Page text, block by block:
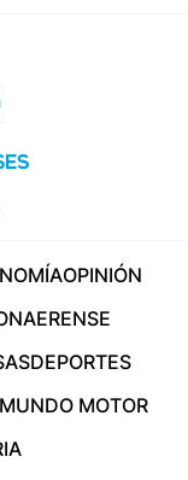
OPINIÓN
DEPORTES
MOTOR